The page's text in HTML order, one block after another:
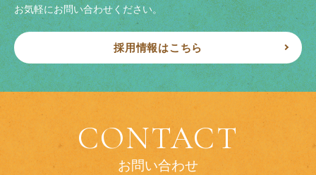
お気軽にお問い合わせください。
採用情報はこちら
CONTACT
お問い合わせ